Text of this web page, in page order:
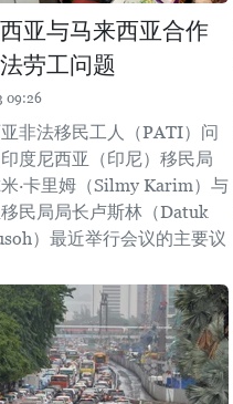
亚与马来西亚合作
劳工问题
09:26
非法移民工人（PATI）问
度尼西亚（印尼）移民局
·卡里姆（Silmy Karim）与
民局局长卢斯林（Datuk
）最近举行会议的主要议